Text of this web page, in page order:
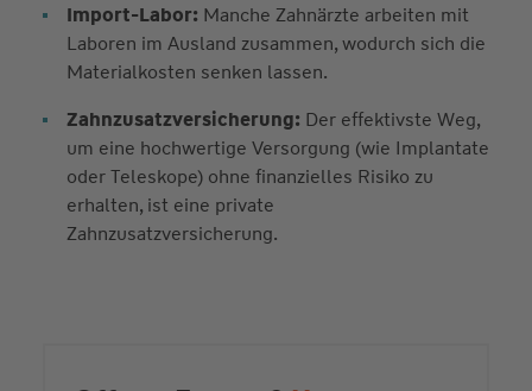
Import-Labor: Manche Zahnärzte arbeiten mit
Laboren im Ausland zusammen, wodurch sich die
Materialkosten senken lassen.
Zahnzusatzversicherung: Der effektivste Weg,
um eine hochwertige Versorgung (wie Implantate
oder Teleskope) ohne finanzielles Risiko zu
erhalten, ist eine private
Zahnzusatzversicherung.